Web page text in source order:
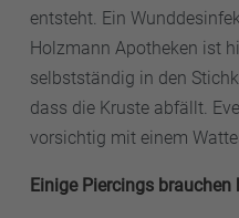
entsteht. Ein
Holzmann Apotheken ist
selbstständig in den
dass die Kruste abfällt.
vorsichtig mit einem
Einige Piercings brauchen